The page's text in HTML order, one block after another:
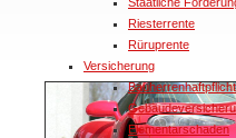
Riesterrente
Rüruprente
Versicherung
Bauherrenhaftpflicht
Elementarschaden